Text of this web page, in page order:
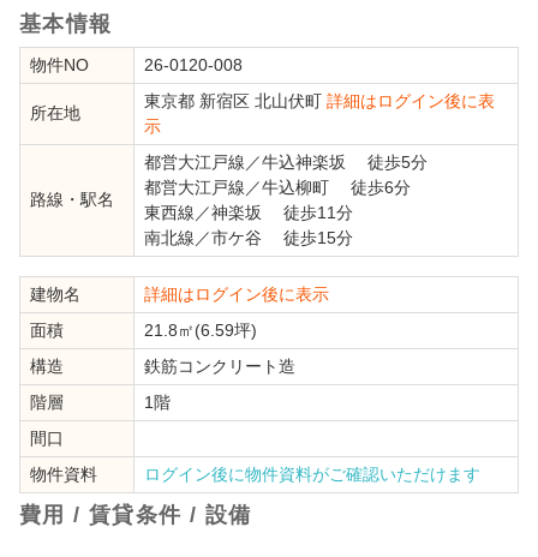
基本情報
物件NO 26-0120-008
所在地
東京都 新宿区 北山伏町 詳細はログイン後に表
示
路線・駅名
都営大江戸線 ／牛込神楽坂 徒歩5分
都営大江戸線 ／牛込柳町 徒歩6分
東西線 ／神楽坂 徒歩11分
南北線 ／市ケ谷 徒歩15分
建物名
詳細はログイン後に表示
面積
21.8㎡(6.59坪)
構造
鉄筋コンクリート造
階層
1階
間口
物件資料
ログイン後に物件資料がご確認いただけます
費用 / 賃貸条件 / 設備